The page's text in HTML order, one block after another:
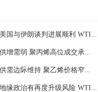
美国与伊朗谈判进展顺利 WTI...
供增需弱 聚丙烯高位成交承...
供需边际维持 聚乙烯价格窄...
地缘政治有再度升级风险 WTI...